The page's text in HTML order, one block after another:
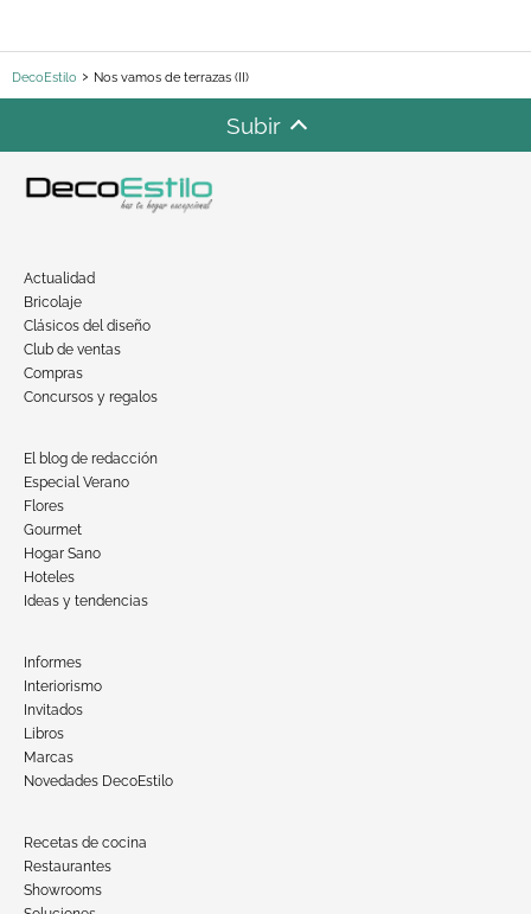
DecoEstilo Nos vamos de terrazas (II)
Subir
Actualidad
Bricolaje
Clásicos del diseño
Club de ventas
Compras
Concursos y regalos
El blog de redacción
Especial Verano
Flores
Gourmet
Hogar Sano
Hoteles
Ideas y tendencias
Informes
Interiorismo
Invitados
Libros
Marcas
Novedades DecoEstilo
Recetas de cocina
Restaurantes
Showrooms